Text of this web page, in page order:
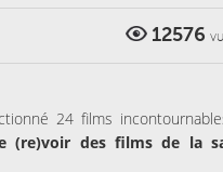
12576
24 films
(re)voir des films de la